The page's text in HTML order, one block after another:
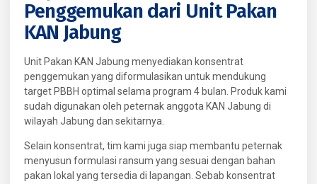
Penggemukan dari Unit Pakan
KAN Jabung
Unit Pakan KAN Jabung menyediakan konsentrat
penggemukan yang diformulasikan untuk mendukung
target PBBH optimal selama program 4 bulan. Produk kami
sudah digunakan oleh peternak anggota KAN Jabung di
wilayah Jabung dan sekitarnya.
Selain konsentrat, tim kami juga siap membantu peternak
menyusun formulasi ransum yang sesuai dengan bahan
pakan lokal yang tersedia di lapangan. Sebab konsentrat